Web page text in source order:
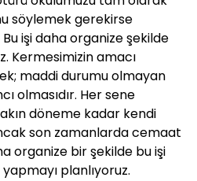
söylemek gerekirse
işi daha organize şekilde
Kermesimizin amacı
maddi durumu olmayan
olmasıdır. Her sene
döneme kadar kendi
son zamanlarda cemaat
organize bir şekilde bu işi
planlıyoruz.